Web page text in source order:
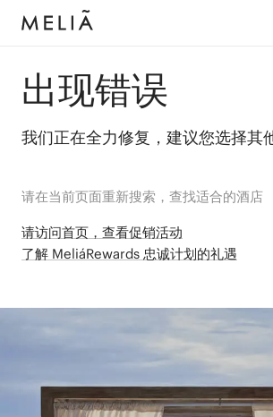
出现错误
我们正在全力修复，建议您选择其
请在当前页面重新搜索，查找适合的酒店
请访问首页，查看促销活动
了解 MeliáRewards 忠诚计划的礼遇